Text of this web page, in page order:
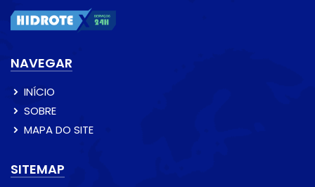
NAVEGAR
INÍCIO
SOBRE
MAPA DO SITE
SITEMAP